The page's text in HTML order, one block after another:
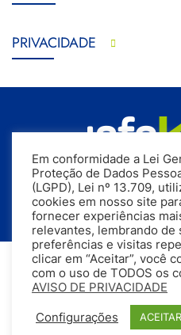
PRIVACIDADE
Todos os direitos
Em conformidade a Lei
Proteção de Dados
(LGPD), Lei nº 13.709,
cookies em nosso site
fornecer experiências
relevantes, lembrando de
preferências e visitas
clicar em “Aceitar”, você
com o uso de TODOS os
AVISO DE PRIVACIDADE
Configurações ACEITAR